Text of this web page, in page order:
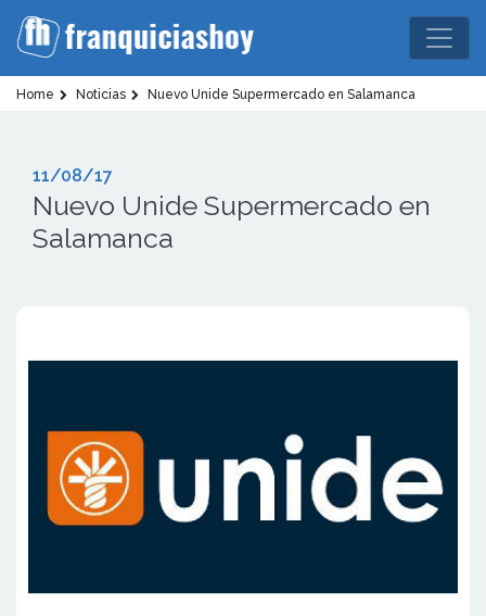
Home Noticias Nuevo Unide Supermercado en Salamanca
11/08/17
Nuevo Unide Supermercado en
Salamanca